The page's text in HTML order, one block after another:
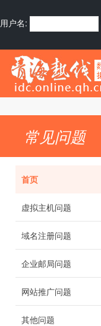
用户名:
常见问题
首页
虚拟主机问题
域名注册问题
企业邮局问题
网站推广问题
其他问题